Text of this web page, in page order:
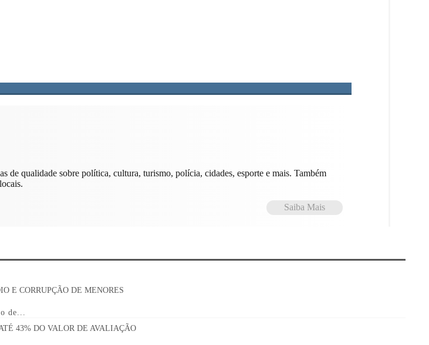
de qualidade sobre política, cultura, turismo, polícia, cidades, esporte e mais. Também
Saiba Mais
de...